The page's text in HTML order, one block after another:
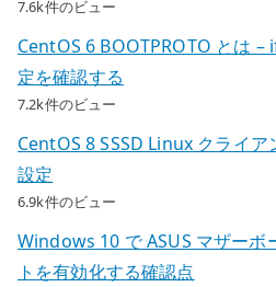
7.6k件のビュー
CentOS 6 BOOTPROTO とは
定を確認する
7.2k件のビュー
CentOS 8 SSSD Linux クライ
設定
6.9k件のビュー
Windows 10 で ASUS マザーボ
トを有効化する確認点